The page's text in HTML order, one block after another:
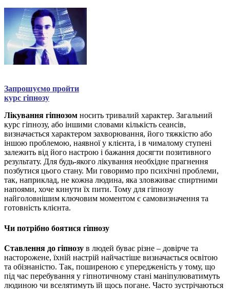
Запрошуємо пройти
курс гіпнозу
Лікування гіпнозом носить тривалий характер. Загальний
курс гіпнозу, або іншими словами кількість сеансів,
визначається характером захворювання, його тяжкістю або
іншою проблемою, наявної у клієнта, і в чималому ступені
залежить від його настрою і бажання досягти позитивного
результату. Для будь-якого лікування необхідне прагнення
позбутися цього стану. Ми говоримо про психічні проблеми,
так, наприклад, не кожна людина, яка зловживає спиртними
напоями, хоче кинути їх пити. Тому для гіпнозу
найголовнішим ключовим моментом є самовизначення та
готовність клієнта.
Чи потрібно боятися гіпнозу
Ставлення до гіпнозу в людей буває різне – довірче та
насторожене, їхній настрій найчастіше визначається освітою
та обізнаністю. Так, поширеною є упередженість у тому, що
під час перебування у гіпнотичному стані маніпулюватимуть
людиною чи вселятимуть їй щось погане. Часто зустрічаються